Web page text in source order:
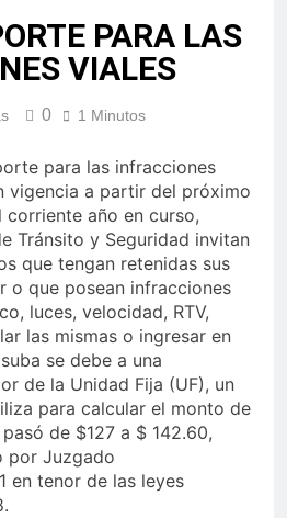
PARA LAS
VIALES
0 1 Minutos
para las infracciones
vigencia a partir del próximo
corriente año en curso,
Tránsito y Seguridad invitan
que tengan retenidas sus
o que posean infracciones
luces, velocidad, RTV,
las mismas o ingresar en
se debe a una
de la Unidad Fija (UF), un
para calcular el monto de
de $127 a $ 142.60,
por Juzgado
en tenor de las leyes